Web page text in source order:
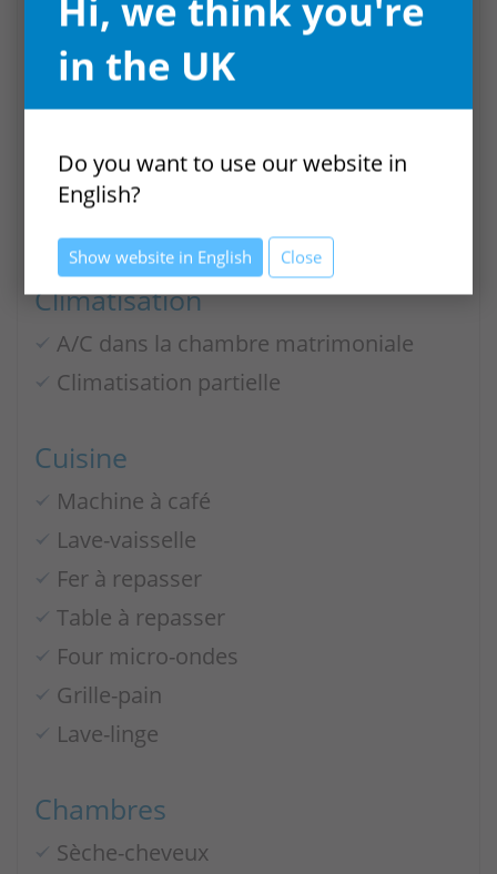
Stationnement privé
Piscine
Parasols de piscine (0)
Chaise longue (6)
Climatisation
A/C dans la chambre matrimoniale
Climatisation partielle
Cuisine
Machine à café
Lave-vaisselle
Fer à repasser
Table à repasser
Four micro-ondes
Grille-pain
Lave-linge
Chambres
Sèche-cheveux
Hi, we think you're
in the UK
Do you want to use our website in
English?
Show website in English Close